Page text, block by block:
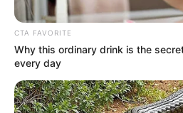
CTA FAVORITE
Why this ordinary drink is the
every day